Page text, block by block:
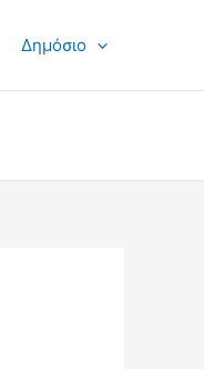
Δημόσιο